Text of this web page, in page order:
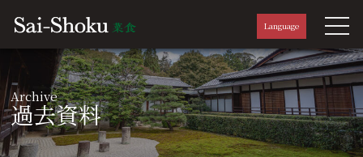
Language
Archive
過去資料